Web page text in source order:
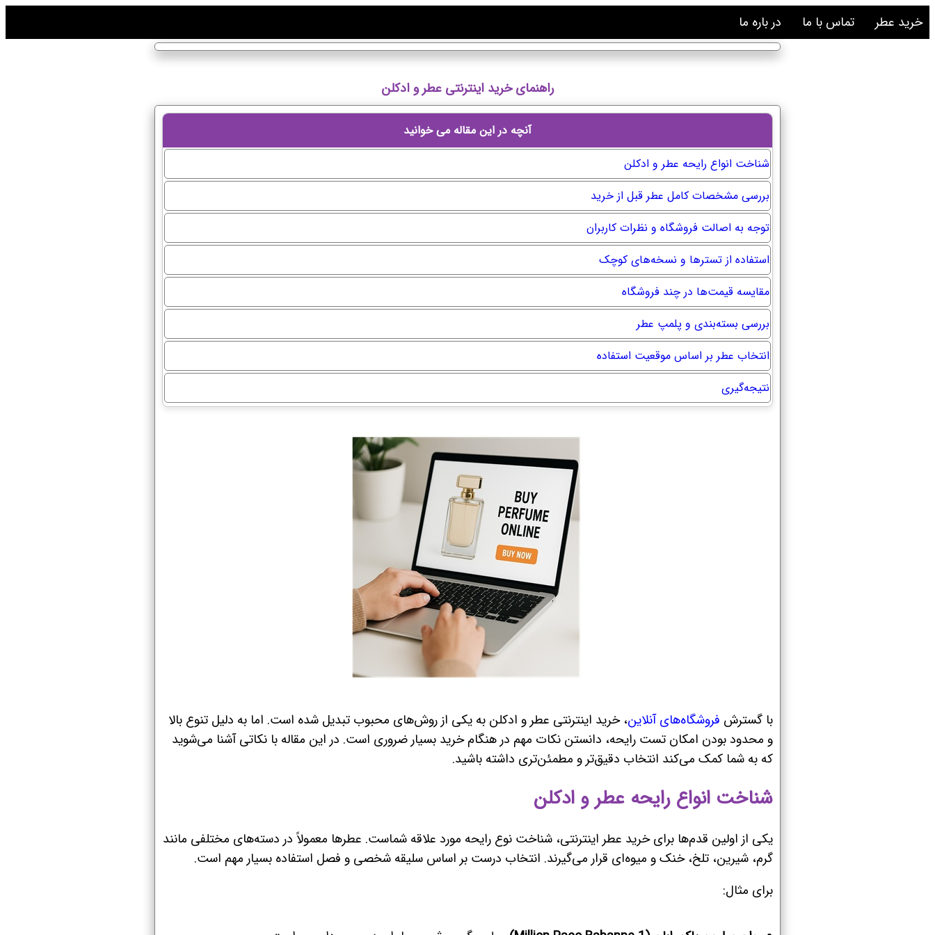
خرید عطر تماس با ما در باره ما
راهنمای خرید اینترنتی عطر و ادکلن
آنچه در این مقاله می خوانید
شناخت انواع رایحه عطر و ادکلن
بررسی مشخصات کامل عطر قبل از خرید
توجه به اصالت فروشگاه و نظرات کاربران
استفاده از تسترها و نسخه‌های کوچک
مقایسه قیمت‌ها در چند فروشگاه
بررسی بسته‌بندی و پلمپ عطر
انتخاب عطر بر اساس موقعیت استفاده
نتیجه‌گیری
با گسترش فروشگاه‌های آنلاین، خرید اینترنتی عطر و ادکلن به یکی از روش‌های محبوب تبدیل شده است. اما به دلیل تنوع بالا
و محدود بودن امکان تست رایحه، دانستن نکات مهم در هنگام خرید بسیار ضروری است. در این مقاله با نکاتی آشنا می‌شوید
که به شما کمک می‌کند انتخاب دقیق‌تر و مطمئن‌تری داشته باشید.
شناخت انواع رایحه عطر و ادکلن
یکی از اولین قدم‌ها برای خرید عطر اینترنتی، شناخت نوع رایحه مورد علاقه شماست. عطرها معمولاً در دسته‌های مختلفی مانند
گرم، شیرین، تلخ، خنک و میوه‌ای قرار می‌گیرند. انتخاب درست بر اساس سلیقه شخصی و فصل استفاده بسیار مهم است.
برای مثال: